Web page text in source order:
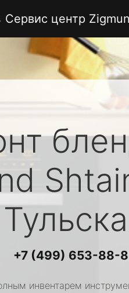
Сервис центр
+7 (499) 653-88-
инвентарем